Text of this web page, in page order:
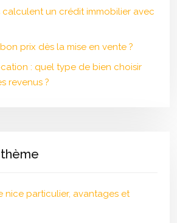
calculent un crédit immobilier avec
prix dès la mise en vente ?
: quel type de bien choisir
revenus ?
nice particulier, avantages et